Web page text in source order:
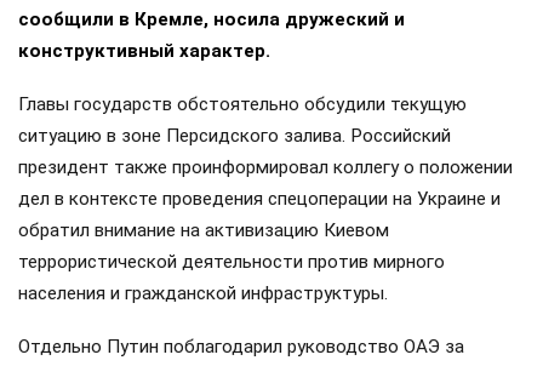
сообщили в Кремле, носила дружеский и
конструктивный характер.
Главы государств обстоятельно обсудили текущую
ситуацию в зоне Персидского залива. Российский
президент также проинформировал коллегу о положении
дел в контексте проведения спецоперации на Украине и
обратил внимание на активизацию Киевом
террористической деятельности против мирного
населения и гражданской инфраструктуры.
Отдельно Путин поблагодарил руководство ОАЭ за